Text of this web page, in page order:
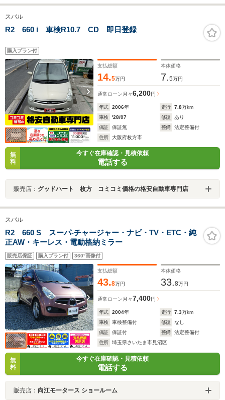
スバル
R2 660 i 車検R10.7 CD 即日登録
購入プラン付
支払総額
14.5万円
本体価格
7.5万円
通常ローン 月々6,200円
年式 2006年 走行 7.8万km
車検
'28/07 修復
あり
保証
保証無 整備
法定整備付
住所
大阪府枚方市
無
料
今すぐ在庫確認・見積依頼
電話する
販売店： グッドハート 枚方 コミコミ価格の格安自動車専門店
スバル
R2 660 S スーパ-チャージャー・ナビ・TV・ETC・純
正AW・キーレス・電動格納ミラー
販売店保証 購入プラン付 360°画像付
支払総額
43.8万円
本体価格
33.8万円
通常ローン 月々7,400円
年式 2004年 走行 7.3万km
車検
車検整備付 修復
なし
保証
保証付 整備
法定整備付
住所
埼玉県さいたま市見沼区
無
料
今すぐ在庫確認・見積依頼
電話する
販売店： 向江モータース ショールーム